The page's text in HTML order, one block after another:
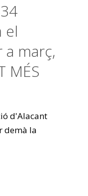
el
a març,
MÉS
d'Alacant
demà la